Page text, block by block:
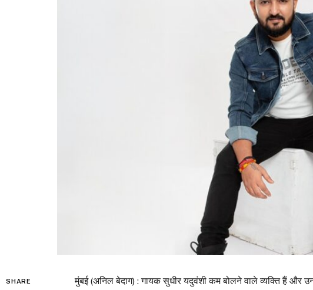
SHARE
मुंबई (अनिल बेदाग) : गायक सुधीर यदुवंशी कम बोलने वाले व्यक्ति हैं और